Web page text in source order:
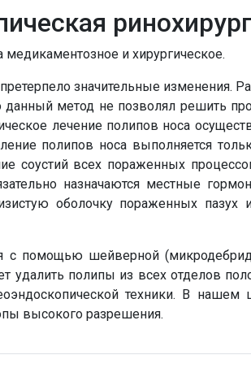
и хирургическое.
значительные изменения.
метод не позволял решить
лечение полипов носа
полипов носа выполняется
соустий всех пораженных
назначаются местные
оболочку пораженных
с помощью шейверной
удалить полипы из всех отделов
техники. В нашем
высокого разрешения.